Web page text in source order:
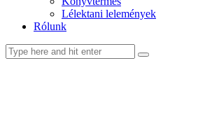
Lélektani lelemények
Rólunk